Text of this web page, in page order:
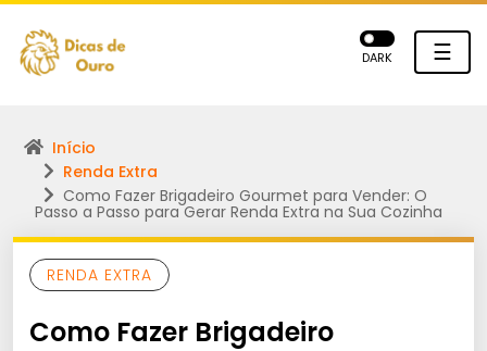
☰
DARK
Início
Renda Extra
Como Fazer Brigadeiro Gourmet para Vender: O
Passo a Passo para Gerar Renda Extra na Sua Cozinha
RENDA EXTRA
Como Fazer Brigadeiro